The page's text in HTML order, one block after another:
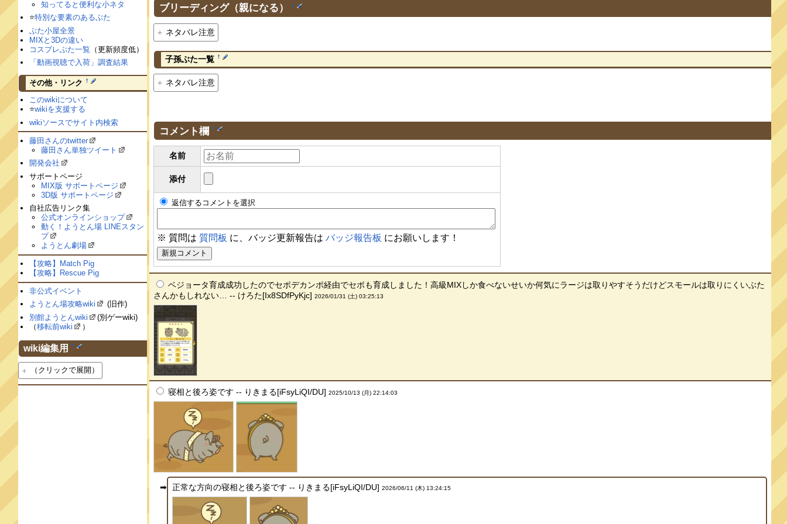
ブリーディング（親になる） †
ネタバレ注意
子孫ぶた一覧 †
ネタバレ注意
コメント欄 †
名前
添付
返信するコメントを選択
※ 質問は 質問板 に、バッジ更新報告はバッジ報告板 にお願いします！
ベジョータ育成成功したのでセボデカンポ経由でセボも育成しました！高級MIXしか食べないせいか何気にラージは取りやすそうだけどスモールは取りにくいぶた
さんかもしれない… -- けろた[Ix8SDfPyKjc]2026/01/31 (土) 03:25:13
寝相と後ろ姿です -- りきまる[iFsyLiQI/DU]2025/10/13 (月) 22:14:03
正常な方向の寝相と後ろ姿です -- りきまる[iFsyLiQI/DU]2026/06/11 (木) 13:24:15
知ってると便利な小ネタ
⭐️特別な要素のあるぶた
ぶた小屋全景
MIXと3Dの違い
コスプレぶた一覧 （更新頻度低）
「動画視聴で入荷」調査結果
その他・リンク †
このwikiについて
⭐️wikiを支援する
wikiソースでサイト内検索
藤田さんのtwitter
藤田さん単独ツイート
開発会社
サポートページ
MIX版 サポートページ
3D版 サポートページ
自社広告リンク集
公式オンラインショップ
動く！ようとん場 LINEスタン
プ
ようとん劇場
【攻略】Match Pig
【攻略】Rescue Pig
非公式イベント
ようとん場攻略wiki
(旧作)
別館ようとんwiki
(別ゲーwiki)
（移転前wiki ）
wiki編集用 †
（クリックで展開）